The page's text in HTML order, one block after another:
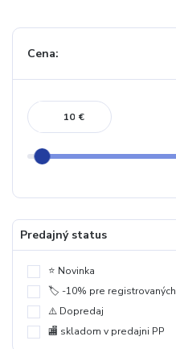
Cena:
€
Predajný status
⭐️ Novinka
🏷️ -10% pre registrovaných
⚠️ Dopredaj
🏬 skladom v predajni PP